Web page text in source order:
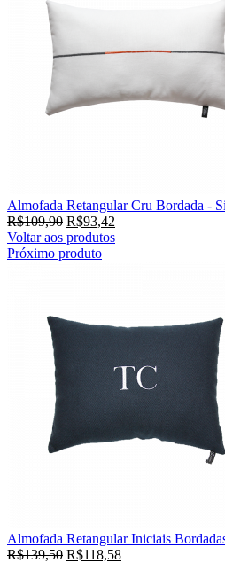
Almofada Retangular Cru Bordada -
R$109,90 R$93,42
Voltar aos produtos
Próximo produto
Almofada Retangular Iniciais
R$139,50 R$118,58